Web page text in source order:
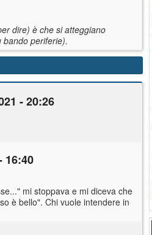
dire) è che si atteggiano
periferie).
- 20:26
16:40
mi stoppava e mi diceva che
è bello". Chi vuole intendere in